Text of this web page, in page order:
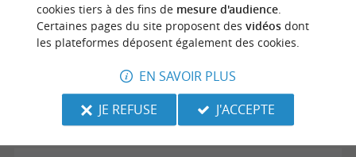
Sauvetage, Stand up - Paddle, Pirogue
hawaïenne
Stand up paddle
Mimizan
cookies tiers à des fins de mesure d'audience.
Certaines pages du site proposent des vidéosdont
les plateformes déposent également des cookies.
EN SAVOIR PLUS
JE REFUSE
J'ACCEPTE